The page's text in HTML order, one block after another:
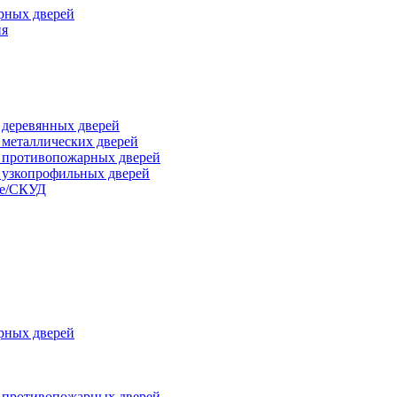
дверей
дверей
дверей
дверей
дверей
СКУД
дверей